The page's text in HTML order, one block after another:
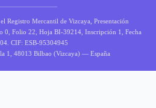
Registro Mercantil de Vizcaya, Presentación
0, Folio 22, Hoja BI-39214, Inscripción 1, Fecha
CIF: ESB-95304945
1, 48013 Bilbao (Vizcaya) — España